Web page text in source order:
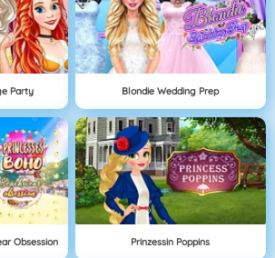
Party Blondie Wedding Prep
Obsession Prinzessin Poppins